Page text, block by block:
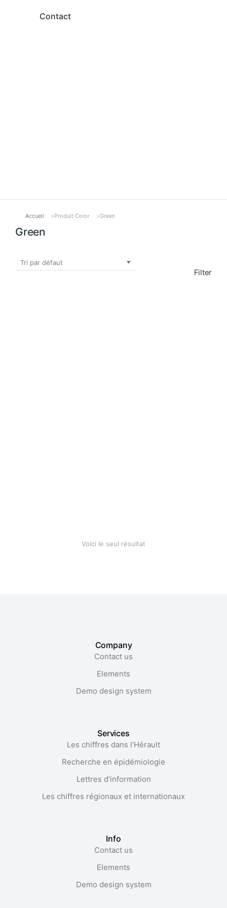
Contact
Vous êtes ici :
Accueil Produit Color Green
Green
Filter
Voici le seul résultat
Company
Contact us
Elements
Demo design system
Services
Les chiffres dans l’Hérault​
Recherche en épidémiologie
Lettres d’information
Les chiffres régionaux et internationaux
Info
Contact us
Elements
Demo design system